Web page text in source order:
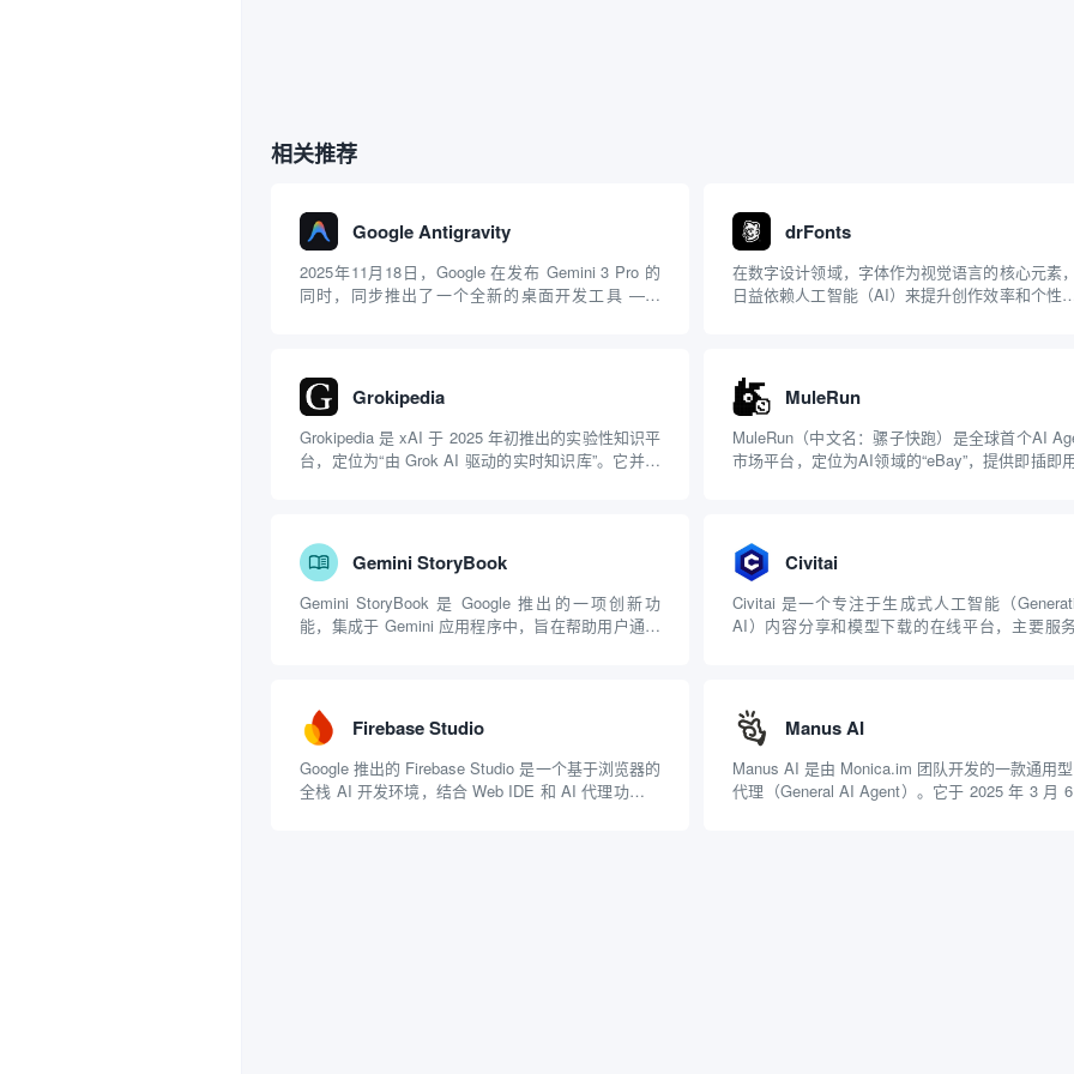
相关推荐
Google Antigravity
2025年11月18日，Google 在发布 Gemini 3 Pro 的
同时，同步推出了一个全新的桌面开发工具 ——
drFonts
在数字设计领域，字体作为视觉语言的核心元素
日益依赖人工智能（AI）来提升创作效率和个性化
Grokipedia
Grokipedia 是 xAI 于 2025 年初推出的实验性知识平
台，定位为“由 Grok AI 驱动的实时知识库”。它并非
MuleRun
MuleRun（中文名：骡子快跑）是全球首个AI
市场平台，定位为AI领域的“eBay”，提供即插即
Gemini StoryBook
Gemini StoryBook 是 Google 推出的一项创新功
能，集成于 Gemini 应用程序中，旨在帮助用户通过
Civitai
Civitai 是一个专注于生成式人工智能（
AI）内容分享和模型下载的在线平台，主要服
Firebase Studio
Google 推出的 Firebase Studio 是一个基于浏览器的
全栈 AI 开发环境，结合 Web IDE 和 AI 代理功能，
Manus AI
Manus AI 是由 Monica.im 团队开发的一款通用
代理（General AI Agent）。它于 2025 年 3 月